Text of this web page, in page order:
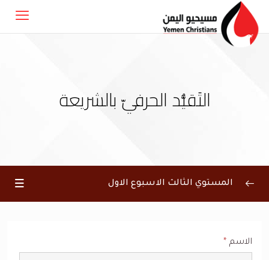
التَقيُّد الحرفيّ بالشريعة
المستوي الثالث الاسبوع الاول
الاسم *